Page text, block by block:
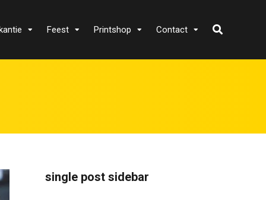
Feest Printshop Contact
single post sidebar